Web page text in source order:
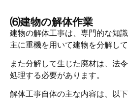
⑹建物の解体作業
建物の解体工事は、専門的な知
主に重機を用いて建物を分解して
また分解して生じた廃材は、法
処理する必要があります。
解体工事自体の主な内容は、以下